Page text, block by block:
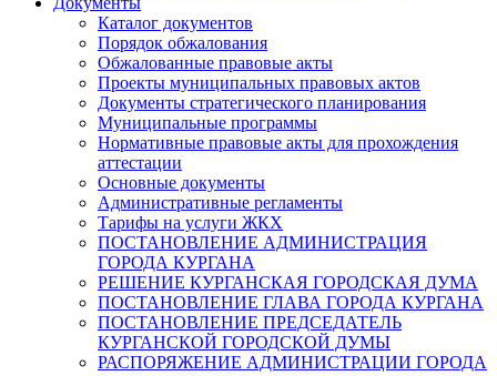
Каталог документов
Порядок обжалования
Обжалованные правовые акты
Проекты муниципальных правовых актов
Документы стратегического планирования
Муниципальные программы
Нормативные правовые акты для прохождения
аттестации
Основные документы
Административные регламенты
Тарифы на услуги ЖКХ
ПОСТАНОВЛЕНИЕ АДМИНИСТРАЦИЯ
ГОРОДА КУРГАНА
РЕШЕНИЕ КУРГАНСКАЯ ГОРОДСКАЯ ДУМА
ПОСТАНОВЛЕНИЕ ГЛАВА ГОРОДА КУРГАНА
ПОСТАНОВЛЕНИЕ ПРЕДСЕДАТЕЛЬ
КУРГАНСКОЙ ГОРОДСКОЙ ДУМЫ
РАСПОРЯЖЕНИЕ АДМИНИСТРАЦИИ ГОРОДА